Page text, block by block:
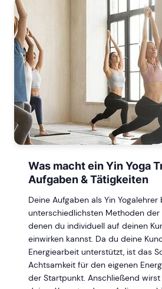
Was macht ein Yin Yoga
Aufgaben & Tätigkeiten
Deine Aufgaben als Yin
unterschiedlichsten Methoden der
denen du individuell auf deinen
einwirken kannst. Da du deine
Energiearbeit unterstützt, ist das
Achtsamkeit für den eigenen
der Startpunkt. Anschließend